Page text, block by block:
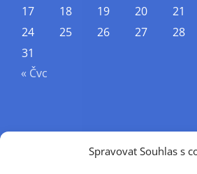
Spravovat Souhlas s
17
18 19 20 21
24
25 26 27 28
31
« Čvc
Příjmení